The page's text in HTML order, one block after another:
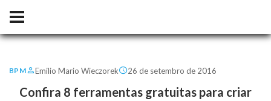
BPM Emilio Mario Wieczorek 26 de setembro de 2016
Confira 8 ferramentas gratuitas para criar